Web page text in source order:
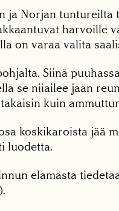
ja Norjan tuntureilta
harvoille
on varaa valita
Siinä
se niiailee jään
kuin
koskikaroista jää
luodetta.
elämästä